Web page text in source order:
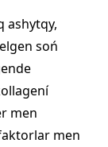
ashytqy,
soń
men
men